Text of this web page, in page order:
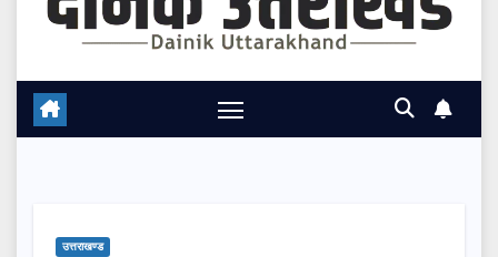
उत्तराखण्ड